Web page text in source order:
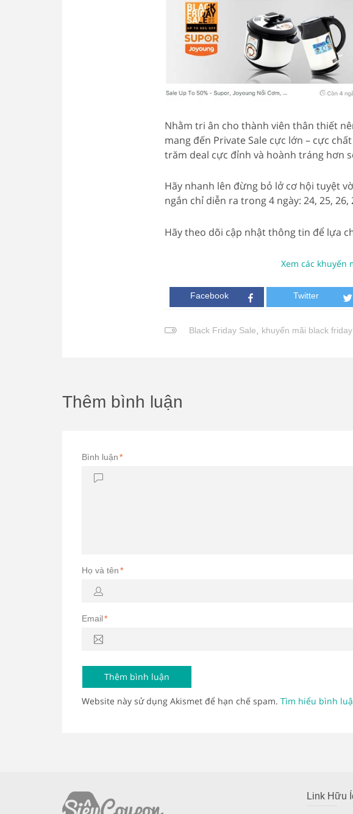
Nhằm tri ân cho thành viên thân thiết
mang đến Private Sale cực lớn – cực
trăm deal cực đỉnh và hoành tráng hơn
Hãy nhanh lên đừng bỏ lở cơ hội tuyệt
ngắn chỉ diễn ra trong 4 ngày: 24, 25,
Hãy theo dõi cập nhật thông tin để lựa
Xem các khuyến
Facebook Twitter
Black Friday Sale, khuyến mãi black
Thêm bình luận
Bình luận*
Họ và tên*
Email*
Website này sử dụng Akismet để hạn chế spam. Tìm hiểu bình
Link Hữu